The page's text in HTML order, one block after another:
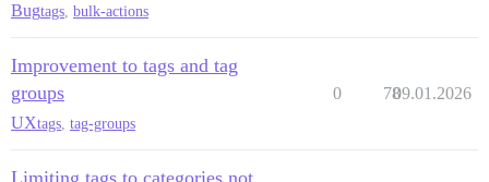
Bugtags bulk-actions
Improvement to tags and tag
groups
UXtags tag-groups
0 7809.01.2026